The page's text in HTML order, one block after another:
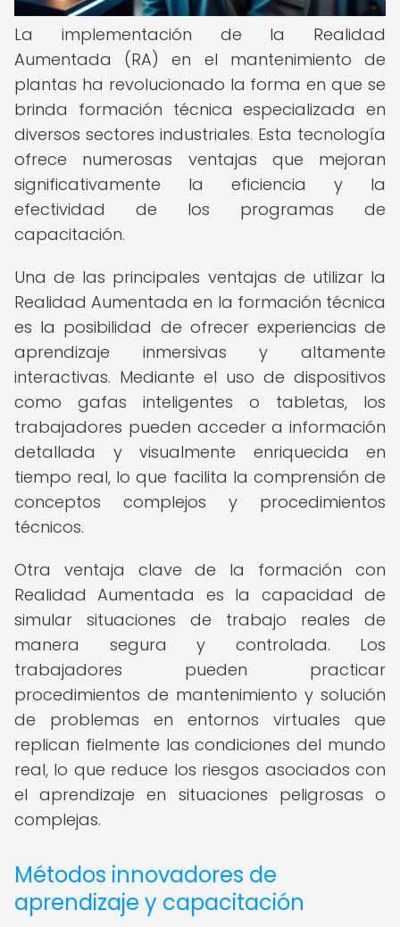
La implementación de la Realidad
Aumentada (RA) en el mantenimiento de
plantas ha revolucionado la forma en que se
brinda formación técnica especializada en
diversos sectores industriales. Esta tecnología
ofrece numerosas ventajas que mejoran
significativamente la eficiencia y la
efectividad de los programas de
capacitación.
Una de las principales ventajas de utilizar la
Realidad Aumentada en la formación técnica
es la posibilidad de ofrecer experiencias de
aprendizaje inmersivas y altamente
interactivas. Mediante el uso de dispositivos
como gafas inteligentes o tabletas, los
trabajadores pueden acceder a información
detallada y visualmente enriquecida en
tiempo real, lo que facilita la comprensión de
conceptos complejos y procedimientos
técnicos.
Otra ventaja clave de la formación con
Realidad Aumentada es la capacidad de
simular situaciones de trabajo reales de
manera segura y controlada. Los
trabajadores pueden practicar
procedimientos de mantenimiento y solución
de problemas en entornos virtuales que
replican fielmente las condiciones del mundo
real, lo que reduce los riesgos asociados con
el aprendizaje en situaciones peligrosas o
complejas.
Métodos innovadores de
aprendizaje y capacitación